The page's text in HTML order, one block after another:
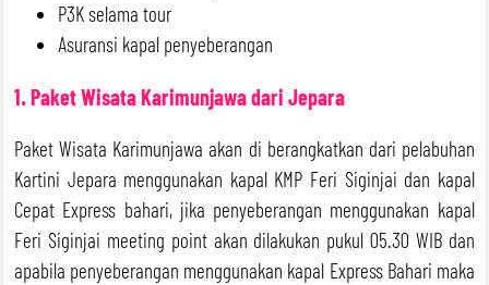
P3K selama tour
Asuransi kapal penyeberangan
1. Paket Wisata Karimunjawa dari Jepara
Paket Wisata Karimunjawa akan di berangkatkan dari pelabuhan
Kartini Jepara menggunakan kapal KMP Feri Siginjai dan kapal
Cepat Express bahari, jika penyeberangan menggunakan kapal
Feri Siginjai meeting point akan dilakukan pukul 05.30 WIB dan
apabila penyeberangan menggunakan kapal Express Bahari maka